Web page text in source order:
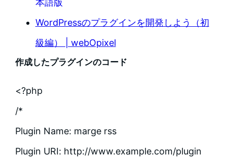
本語版
WordPressのプラグインを開発しよう（初
級編） | webOpixel
作成したプラグインのコード
<?php
/*
Plugin Name: marge rss
Plugin URI: http://www.example.com/plugin